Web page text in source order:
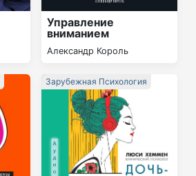
Управление
вниманием
Александр Король
Зарубежная Психология